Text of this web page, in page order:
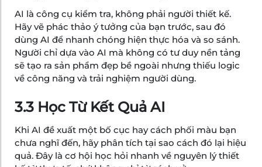
AI là công cụ kiểm tra, không phải người thiết kế.
Hãy vẽ phác thảo ý tưởng của bạn trước, sau đó
dùng AI để nhanh chóng hiện thực hóa và so sánh.
Người chỉ dựa vào AI mà không có tư duy nền tảng
sẽ tạo ra sản phẩm đẹp bề ngoài nhưng thiếu logic
về công năng và trải nghiệm người dùng.
3.3 Học Từ Kết Quả AI
Khi AI đề xuất một bố cục hay cách phối màu bạn
chưa nghĩ đến, hãy phân tích tại sao cách đó lại hiệu
quả. Đây là cơ hội học hỏi nhanh về nguyên lý thiết